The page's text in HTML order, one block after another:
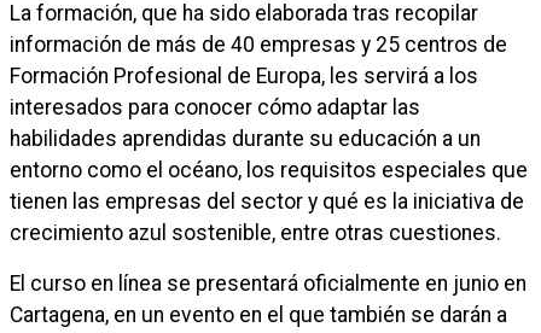
La formación, que ha sido elaborada tras recopilar
información de más de 40 empresas y 25 centros de
Formación Profesional de Europa, les servirá a los
interesados para conocer cómo adaptar las
habilidades aprendidas durante su educación a un
entorno como el océano, los requisitos especiales que
tienen las empresas del sector y qué es la iniciativa de
crecimiento azul sostenible, entre otras cuestiones.
El curso en línea se presentará oficialmente en junio en
Cartagena, en un evento en el que también se darán a